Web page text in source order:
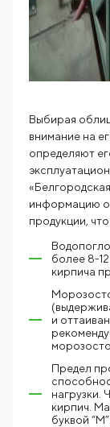
Выбирая
внимание на
определяют
информацию о
продукции,
более 8-
кирпича
и
Предел
нагрузки.
кирпич.
буквой